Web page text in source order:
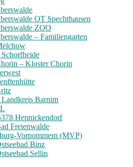
OT Spechthausen
ZOO
– Familiengarten
– Kloster Chorin
Barnim
Hennickendorf
Freienwalde
Vorpommern (MVP)
Binz
Sellin